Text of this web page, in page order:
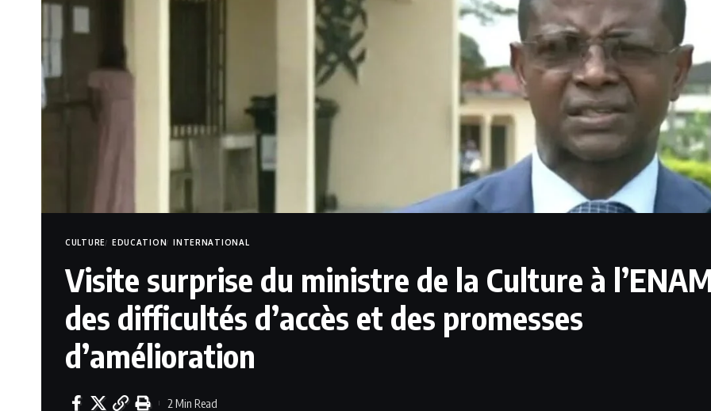
CULTURE EDUCATION INTERNATIONAL
Visite surprise du ministre de la Culture à
des difficultés d’accès et des promesses
d’amélioration
2 Min Read